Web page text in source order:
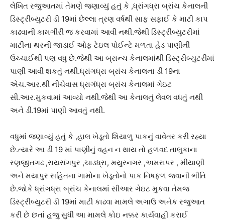
લેખિત રજુઆતમાં તેમણે જણાવ્યું હતું કે ,ધ્રાંગધ્રા બ્રાંચ કેનાલની
ડિસ્ટ્રીબ્યુટરી ડી 19માં છેલ્લા ત્રણ વર્ષથી સાફ સફાઈ કે માટી કાપ
કાઢવાની કામગીરી જ કરવામાં આવી નથી.જેથી ડિસ્ટ્રીબ્યુટરીમાં
માટીના થરની જાડાઈ ઓફ ટેઇલ પોઈન્ટે મળતા હેડ પાણીની
ઉચ્ચાઈથી પણ વધુ છે.જેથી આ બ્રાન્ચ કેનાલમાંથી ડિસ્ટ્રીબ્યુટરીમાં
પાણી આવી શકતું નથી.ધ્રાંગધ્રા બ્રાંચ કેનાલના ડી 19ના
એચ.આર.થી નીચેવાસ ધ્રાગંધ્રા બ્રાંચ કેનાલમાં ગેઇટ
સી.આર.મુકવામાં આવ્યો નથી.જેથી આ કેનાલનું લેવલ વધતું નથી
અને ડી.19માં પાણી આવતું નથી.
વધુમાં જણાવ્યું હતું કે ,હાલ ખેડૂતો શિયાળુ પાકનું વાવેતર કરી રહ્યા
છે.ત્યારે આ ડી 19 માં પાણીનું વહન ન થાય તો હળવદ તાલુકાના
રણજીતગઢ ,રાયસંગપુર ,ચાડધ્રા, મયુરનગર ,અમરાપર , મીયાણી
અને મયાપુર સહિતના ગામોના ખેડૂતોનો પાક નિષફળ જવાની ભીતિ
છે.જોકે ધ્રાંગધ્રા બ્રાંચ કેનાલમાં સીઆર ગેઇટ મુકવા તેમજ
ડિસ્ટ્રીબ્યુટરી ડી 19માં માટી કાઢવા મામલે અગાઉ અનેક રજુઆત
કરી છે છતાં હજુ સુધી આ મામલે કોઇ નક્કર કાર્યવાહી કરાઈ